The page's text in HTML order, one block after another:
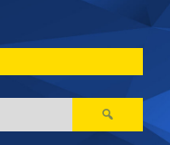
Ricerca
per: